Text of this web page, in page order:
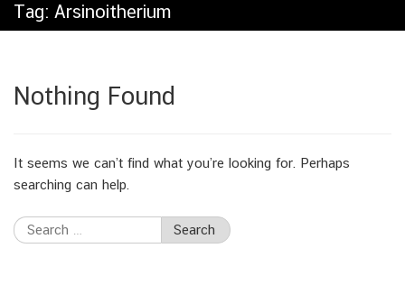
Tag: Arsinoitherium
Nothing Found
It seems we can’t find what you’re looking for. Perhaps
searching can help.
Search
for: